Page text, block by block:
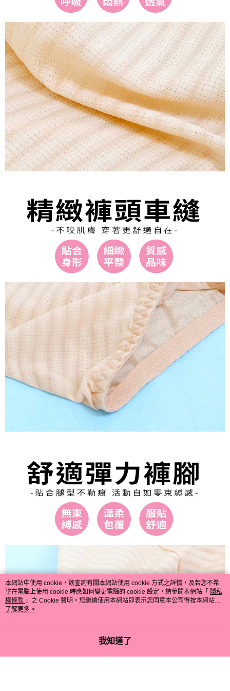
本網站中使用 cookie，欲查詢有關本網站使用 cookie 方式之詳情，及若您不希
望在電腦上使用 cookie 時應如何變更電腦的 cookie 設定，請參閱本網站「 隱私
權條款 」之 Cookie 聲明。您繼續使用本網站即表示您同意本公司得按本網站使
用條款之 Cookie 聲明使用 cookie。
了解更多 >
我知道了